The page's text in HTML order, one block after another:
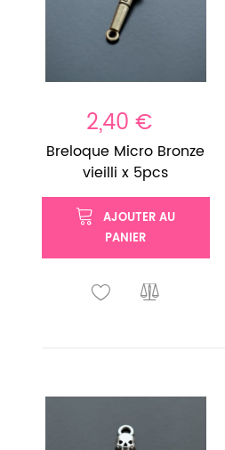
2,40 €
Breloque Micro Bronze
vieilli x 5pcs
AJOUTER AU
PANIER